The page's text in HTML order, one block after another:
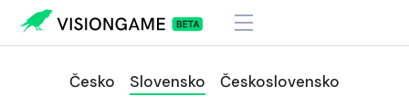
Česko Slovensko Československo